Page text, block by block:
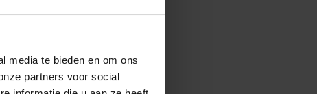
media te bieden en om ons
partners voor social